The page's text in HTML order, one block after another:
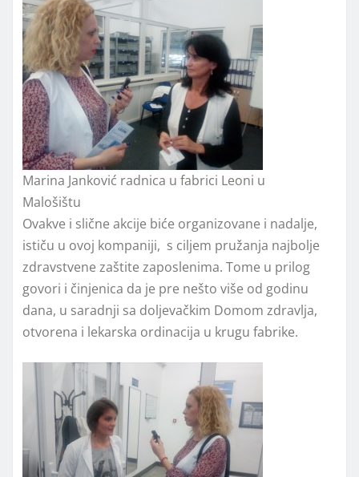
Marina Janković radnica u fabrici Leoni u
Malošištu
Ovakve i slične akcije biće organizovane i nadalje,
ističu u ovoj kompaniji, s ciljem pružanja najbolje
zdravstvene zaštite zaposlenima. Tome u prilog
govori i činjenica da je pre nešto više od godinu
dana, u saradnji sa doljevačkim Domom zdravlja,
otvorena i lekarska ordinacija u krugu fabrike.